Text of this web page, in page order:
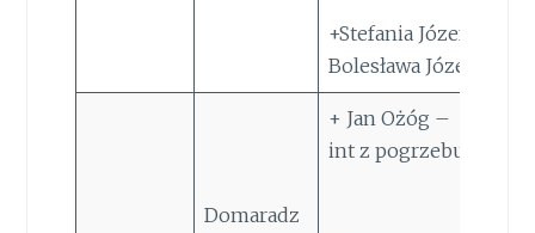
+Stefania Józef
Bolesława Józef
Domaradz
+ Jan Ożóg –
int z pogrzebu